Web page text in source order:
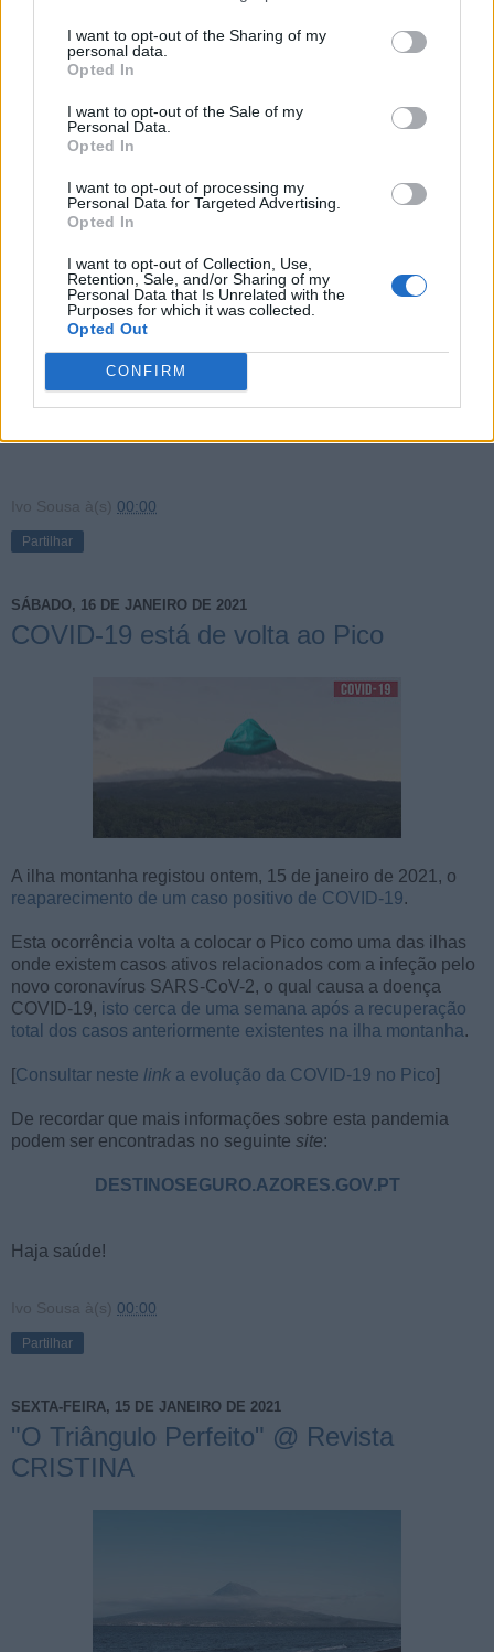
I want to opt-out of the Sharing of my
personal data.
Opted In
I want to opt-out of the Sale of my
Personal Data.
Opted In
I want to opt-out of processing my
Personal Data for Targeted Advertising.
Opted In
I want to opt-out of Collection, Use,
Retention, Sale, and/or Sharing of my
Personal Data that Is Unrelated with the
Purposes for which it was collected.
Opted Out
CONFIRM
Post scriptum: Este artigo foi igualmente publicado na
edição n.º 42.381 do 'Diário dos Açores', de 20 de janeiro de
Ivo Sousa à(s) 00:00
Partilhar
SÁBADO, 16 DE JANEIRO DE 2021
COVID-19 está de volta ao Pico
A ilha montanha registou ontem, 15 de janeiro de 2021, o
reaparecimento de um caso positivo de COVID-19.
Esta ocorrência volta a colocar o Pico como uma das ilhas
onde existem casos ativos relacionados com a infeção pelo
novo coronavírus SARS-CoV-2, o qual causa a doença
COVID-19, isto cerca de uma semana após a recuperação
total dos casos anteriormente existentes na ilha montanha.
[Consultar neste link a evolução da COVID-19 no Pico]
De recordar que mais informações sobre esta pandemia
podem ser encontradas no seguinte site:
DESTINOSEGURO.AZORES.GOV.PT
Haja saúde!
Ivo Sousa à(s) 00:00
Partilhar
SEXTA-FEIRA, 15 DE JANEIRO DE 2021
"O Triângulo Perfeito" @ Revista
CRISTINA